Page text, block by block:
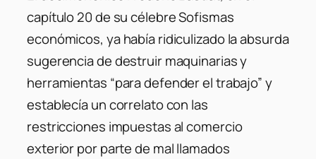
capítulo 20 de su célebre Sofismas
económicos, ya había ridiculizado la absurda
sugerencia de destruir maquinarias y
herramientas “para defender el trabajo” y
establecía un correlato con las
restricciones impuestas al comercio
exterior por parte de mal llamados